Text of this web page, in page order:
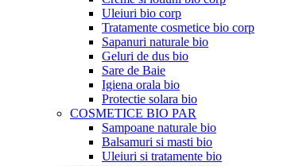
Uleiuri bio corp
Tratamente cosmetice bio corp
Sapanuri naturale bio
Geluri de dus bio
Sare de Baie
Igiena orala bio
Protectie solara bio
COSMETICE BIO PAR
Sampoane naturale bio
Balsamuri si masti bio
Uleiuri si tratamente bio